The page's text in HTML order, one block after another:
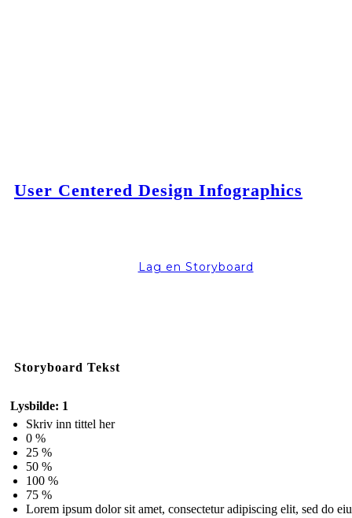
User Centered Design Infographics
Lag en Storyboard
Storyboard Tekst
Lysbilde: 1
Skriv inn tittel her
0 %
25 %
50 %
100 %
75 %
Lorem ipsum dolor sit amet, consectetur adipiscing elit, sed do